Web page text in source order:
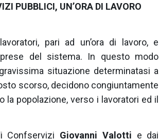
PUBBLICI, UN’ORA DI LAVORO
pari ad un’ora di lavoro, e
del sistema. In questo modo
situazione determinatasi a
scorso, decidono congiuntamente
popolazione, verso i lavoratori ed il
Confservizi Giovanni Valotti e dai